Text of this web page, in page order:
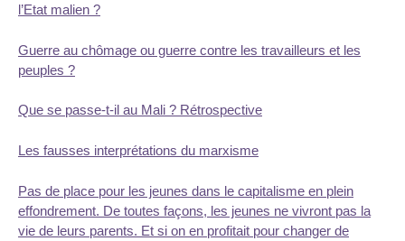
l’Etat malien ?
Guerre au chômage ou guerre contre les travailleurs et les
peuples ?
Que se passe-t-il au Mali ? Rétrospective
Les fausses interprétations du marxisme
Pas de place pour les jeunes dans le capitalisme en plein
effondrement. De toutes façons, les jeunes ne vivront pas la
vie de leurs parents. Et si on en profitait pour changer de